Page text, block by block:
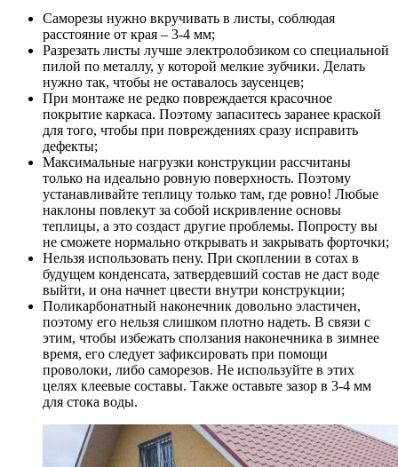
Саморезы нужно вкручивать в листы, соблюдая
расстояние от края – 3-4 мм;
Разрезать листы лучше электролобзиком со специальной
пилой по металлу, у которой мелкие зубчики. Делать
нужно так, чтобы не оставалось заусенцев;
При монтаже не редко повреждается красочное
покрытие каркаса. Поэтому запаситесь заранее краской
для того, чтобы при повреждениях сразу исправить
дефекты;
Максимальные нагрузки конструкции рассчитаны
только на идеально ровную поверхность. Поэтому
устанавливайте теплицу только там, где ровно! Любые
наклоны повлекут за собой искривление основы
теплицы, а это создаст другие проблемы. Попросту вы
не сможете нормально открывать и закрывать форточки;
Нельзя использовать пену. При скоплении в сотах в
будущем конденсата, затвердевший состав не даст воде
выйти, и она начнет цвести внутри конструкции;
Поликарбонатный наконечник довольно эластичен,
поэтому его нельзя слишком плотно надеть. В связи с
этим, чтобы избежать сползания наконечника в зимнее
время, его следует зафиксировать при помощи
проволоки, либо саморезов. Не используйте в этих
целях клеевые составы. Также оставьте зазор в 3-4 мм
для стока воды.